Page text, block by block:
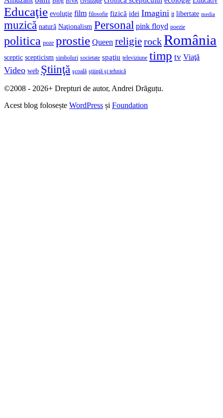
Educaţie evoluţie film filosofie fizică idei Imagini it libertate media
muzică natură Naţionalism Personal pink floyd poezie
politica poze prostie Queen religierockRomânia
sceptic scepticism simboluri societate spaţiu televiziune timp tv Viaţă
Video web Ştiinţă şcoală ştiinţă şi tehnică
©2008 - 2026+ Drepturi de autor, Andrei Drăguțu.
Acest blog folosește WordPress și Foundation